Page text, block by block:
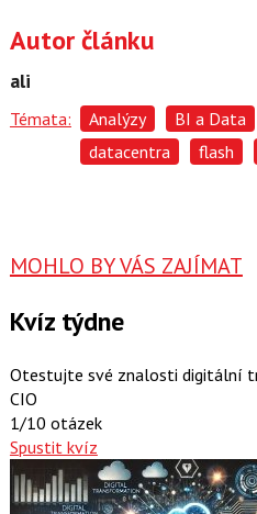
Autor článku
ali
Témata: Analýzy BI a Data
datacentra
flash
MOHLO BY VÁS ZAJÍMAT
Kvíz týdne
Otestujte své znalosti digitální
CIO
1/10 otázek
Spustit kvíz